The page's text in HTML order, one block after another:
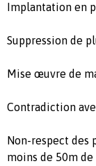
Implantation en
Suppression de
Mise œuvre de
Contradiction
Non-respect
moins de 50m